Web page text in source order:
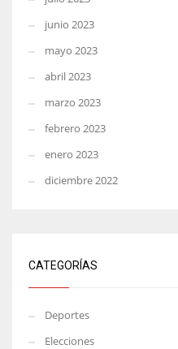
junio 2023
mayo 2023
abril 2023
marzo 2023
febrero 2023
enero 2023
diciembre 2022
CATEGORÍAS
Deportes
Elecciones